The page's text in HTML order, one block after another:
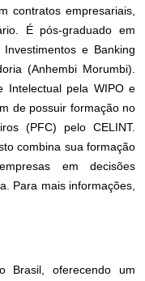
contratos empresariais,
É pós-graduado em
e Banking
(Anhembi Morumbi).
Intelectual pela WIPO e
de possuir formação no
(PFC) pelo CELINT.
combina sua formação
em decisões
Para mais informações,
Brasil, oferecendo um